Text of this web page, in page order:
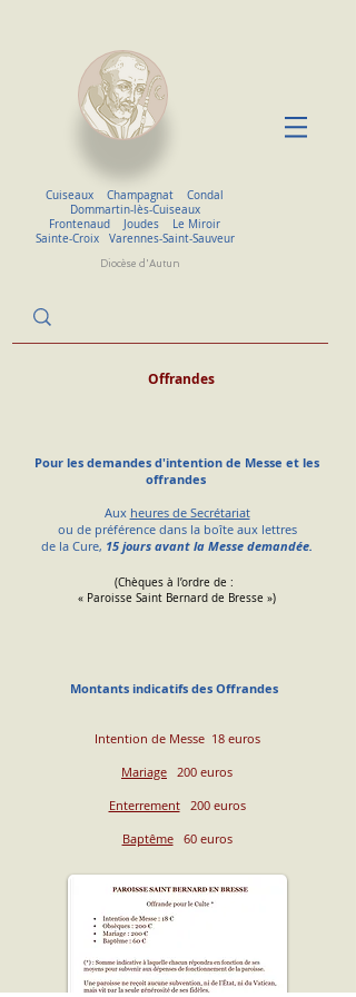
Cuiseaux Champagnat
Condal
Dommartin-lès-Cuiseaux
Frontenaud
Joudes
Le Miroir
Sainte-Croix Varennes-Saint-Sauveur
Diocèse d'Autun
Offrandes
Pour les demandes d'intention de Messe et les
offrandes
Aux heures de Secrétariat
ou de préférence dans la boîte aux lettres
de la Cure, 15 jours avant la Messe demandée.
(Chèques à l’ordre de :
« Paroisse Saint Bernard de Bresse »)
Montants indicatifs des Offrandes
Intention de Messe 18 euros
Mariage 200 euros
Enterrement
200 euros
Baptême60 euros